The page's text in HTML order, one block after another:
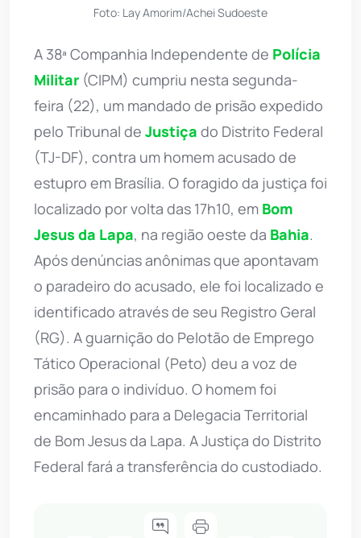
Foto: Lay Amorim/Achei Sudoeste
A 38ª Companhia Independente de Polícia
Militar (CIPM) cumpriu nesta segunda-
feira (22), um mandado de prisão expedido
pelo Tribunal de Justiça do Distrito Federal
(TJ-DF), contra um homem acusado de
estupro em Brasília. O foragido da justiça foi
localizado por volta das 17h10, em Bom
Jesus da Lapa, na região oeste da Bahia.
Após denúncias anônimas que apontavam
o paradeiro do acusado, ele foi localizado e
identificado através de seu Registro Geral
(RG). A guarnição do Pelotão de Emprego
Tático Operacional (Peto) deu a voz de
prisão para o indivíduo. O homem foi
encaminhado para a Delegacia Territorial
de Bom Jesus da Lapa. A Justiça do Distrito
Federal fará a transferência do custodiado.